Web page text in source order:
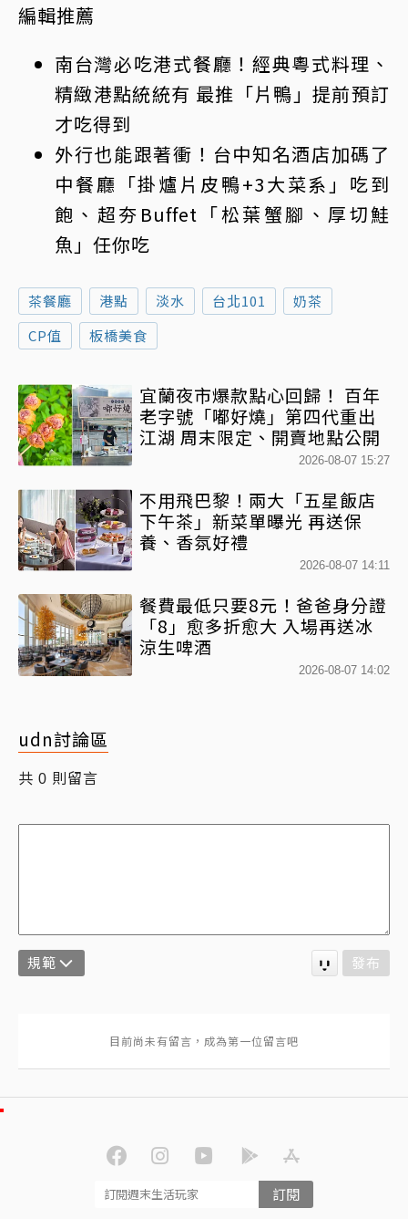
編輯推薦
南台灣必吃港式餐廳！經典粵式料理、
精緻港點統統有 最推「片鴨」提前預訂
才吃得到
外行也能跟著衝！台中知名酒店加碼了
中餐廳「掛爐片皮鴨+3大菜系」吃到
飽、超夯Buffet「松葉蟹腳、厚切鮭
魚」任你吃
茶餐廳 港點 淡水 台北101
奶茶
CP值
板橋美食
宜蘭夜市爆款點心回歸！ 百年
老字號「嘟好燒」第四代重出
江湖 周末限定、開賣地點公開
2026-08-07 15:27
不用飛巴黎！兩大「五星飯店
下午茶」新菜單曝光 再送保
養、香氛好禮
2026-08-07 14:11
餐費最低只要8元！爸爸身分證
「8」愈多折愈大 入場再送冰
涼生啤酒
2026-08-07 14:02
udn討論區
共 0 則留言
規範 發布
訂閱